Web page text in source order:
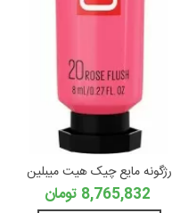
رژگونه مایع چیک هیت میبلین
8,765,832 تومان